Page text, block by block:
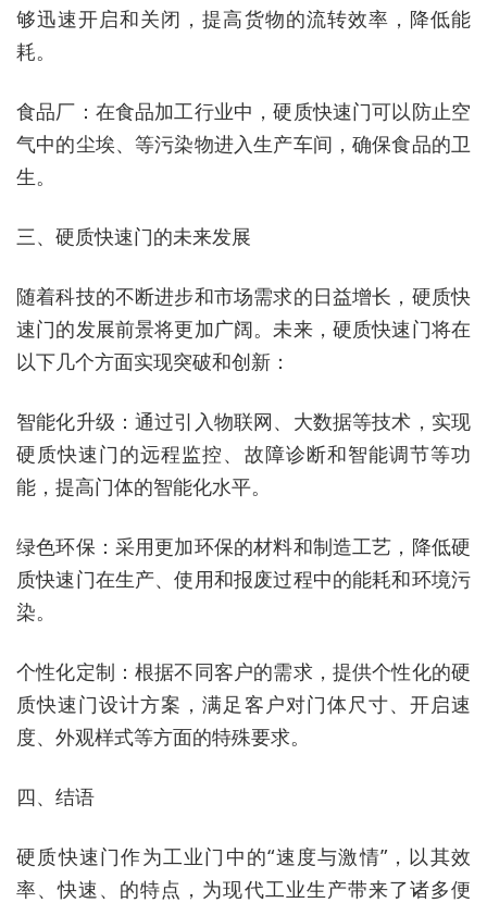
够迅速开启和关闭，提高货物的流转效率，降低能
耗。
食品厂：在食品加工行业中，硬质快速门可以防止空
气中的尘埃、等污染物进入生产车间，确保食品的卫
生。
三、硬质快速门的未来发展
随着科技的不断进步和市场需求的日益增长，硬质快
速门的发展前景将更加广阔。未来，硬质快速门将在
以下几个方面实现突破和创新：
智能化升级：通过引入物联网、大数据等技术，实现
硬质快速门的远程监控、故障诊断和智能调节等功
能，提高门体的智能化水平。
绿色环保：采用更加环保的材料和制造工艺，降低硬
质快速门在生产、使用和报废过程中的能耗和环境污
染。
个性化定制：根据不同客户的需求，提供个性化的硬
质快速门设计方案，满足客户对门体尺寸、开启速
度、外观样式等方面的特殊要求。
四、结语
硬质快速门作为工业门中的“速度与激情”，以其效
率、快速、的特点，为现代工业生产带来了诸多便